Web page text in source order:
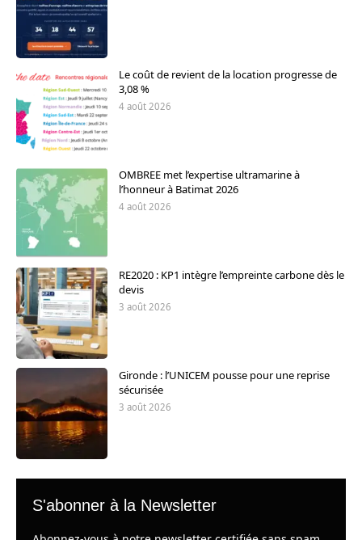
Le coût de revient de la location progresse de
3,08 %
4 août 2026
OMBREE met l’expertise ultramarine à
l’honneur à Batimat 2026
4 août 2026
RE2020 : KP1 intègre l’empreinte carbone dès le
devis
3 août 2026
Gironde : l’UNICEM pousse pour une reprise
sécurisée
3 août 2026
S'abonner à la Newsletter